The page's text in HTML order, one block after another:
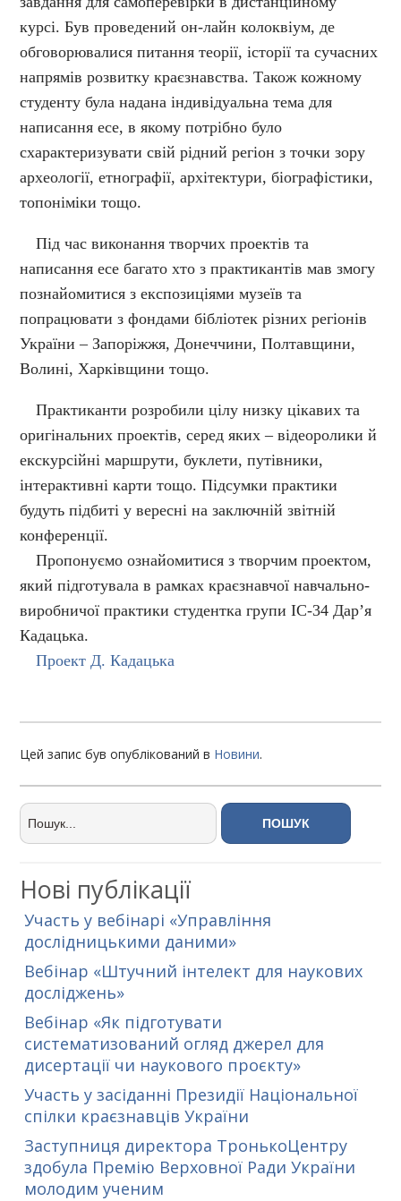
курсі. Був проведений он-лайн колоквіум, де
обговорювалися питання теорії, історії та сучасних
напрямів розвитку краєзнавства. Також кожному
студенту була надана індивідуальна тема для
написання есе, в якому потрібно було
схарактеризувати свій рідний регіон з точки зору
археології, етнографії, архітектури, біографістики,
топоніміки тощо.
Під час виконання творчих проектів та
написання есе багато хто з практикантів мав змогу
познайомитися з експозиціями музеїв та
попрацювати з фондами бібліотек різних регіонів
України – Запоріжжя, Донеччини, Полтавщини,
Волині, Харківщини тощо.
Практиканти розробили цілу низку цікавих та
оригінальних проектів, серед яких – відеоролики й
екскурсійні маршрути, буклети, путівники,
інтерактивні карти тощо. Підсумки практики
будуть підбиті у вересні на заключній звітній
конференції.
Пропонуємо ознайомитися з творчим проектом,
який підготувала в рамках краєзнавчої навчально-
виробничої практики студентка групи ІС-34 Дар’я
Кадацька.
Проект Д. Кадацька
Цей запис був опублікований в Новини.
Нові публікації
Участь у вебінарі «Управління
дослідницькими даними»
Вебінар «Штучний інтелект для наукових
досліджень»
Вебінар «Як підготувати
систематизований огляд джерел для
дисертації чи наукового проєкту»
Участь у засіданні Президії Національної
спілки краєзнавців України
Заступниця директора ТронькоЦентру
здобула Премію Верховної Ради України
молодим ученим